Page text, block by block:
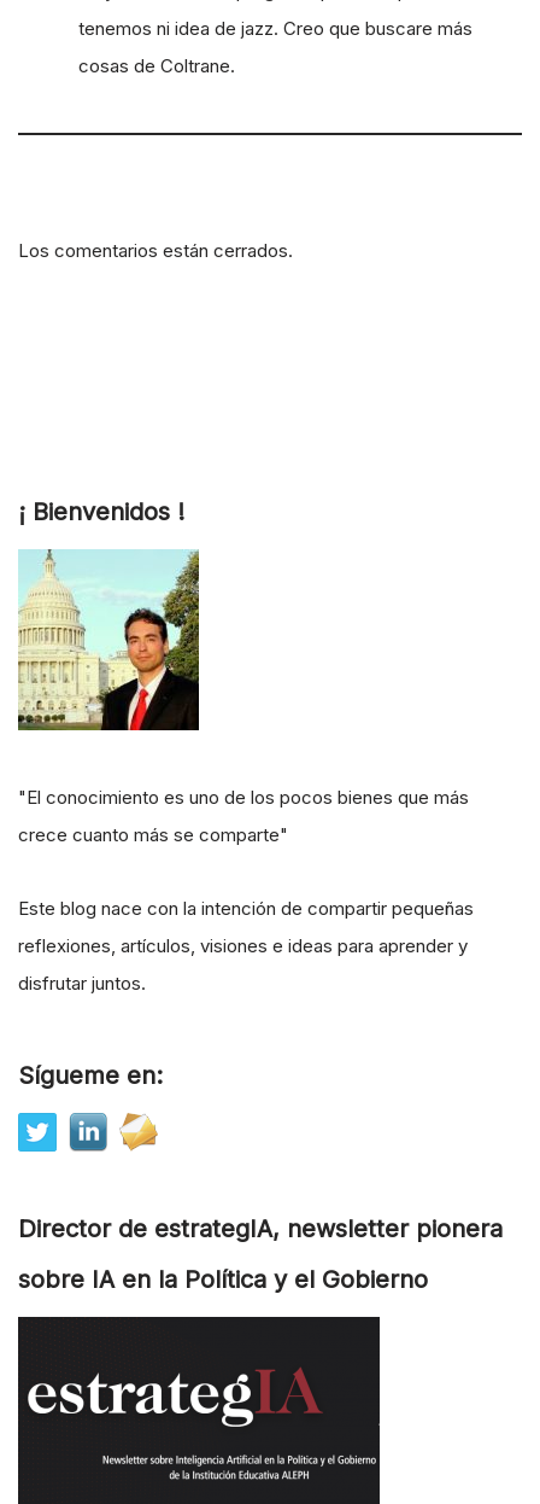
tenemos ni idea de jazz. Creo que buscare más
cosas de Coltrane.
Los comentarios están cerrados.
¡ Bienvenidos !
"El conocimiento es uno de los pocos bienes que más
crece cuanto más se comparte"
Este blog nace con la intención de compartir pequeñas
reflexiones, artículos, visiones e ideas para aprender y
disfrutar juntos.
Sígueme en:
Director de estrategIA, newsletter pionera
sobre IA en la Política y el Gobierno